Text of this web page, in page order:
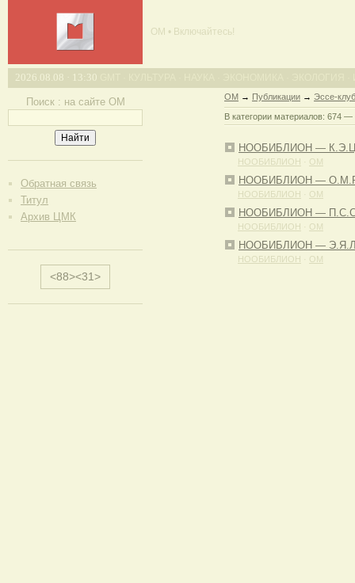
ОМ • Включайтесь!
2026.08.08 · 13:30
Поиск : на сайте ОМ
Обратная связь
Титул
Архив ЦМК
<88><31>
ОМ → Публикации → Эссе-
В категории материалов: 674
НООБИБЛИОН ―
НООБИБЛИОН · ОМ
НООБИБЛИОН ―
НООБИБЛИОН · ОМ
НООБИБЛИОН ―
НООБИБЛИОН · ОМ
НООБИБЛИОН ―
НООБИБЛИОН · ОМ